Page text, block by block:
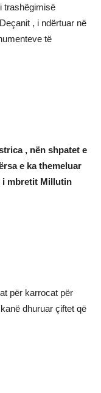
trashëgimisë
, i ndërtuar në
të
, nën shpatet e
e ka themeluar
i mbretit Millutin
për karrocat për
dhuruar çiftet që